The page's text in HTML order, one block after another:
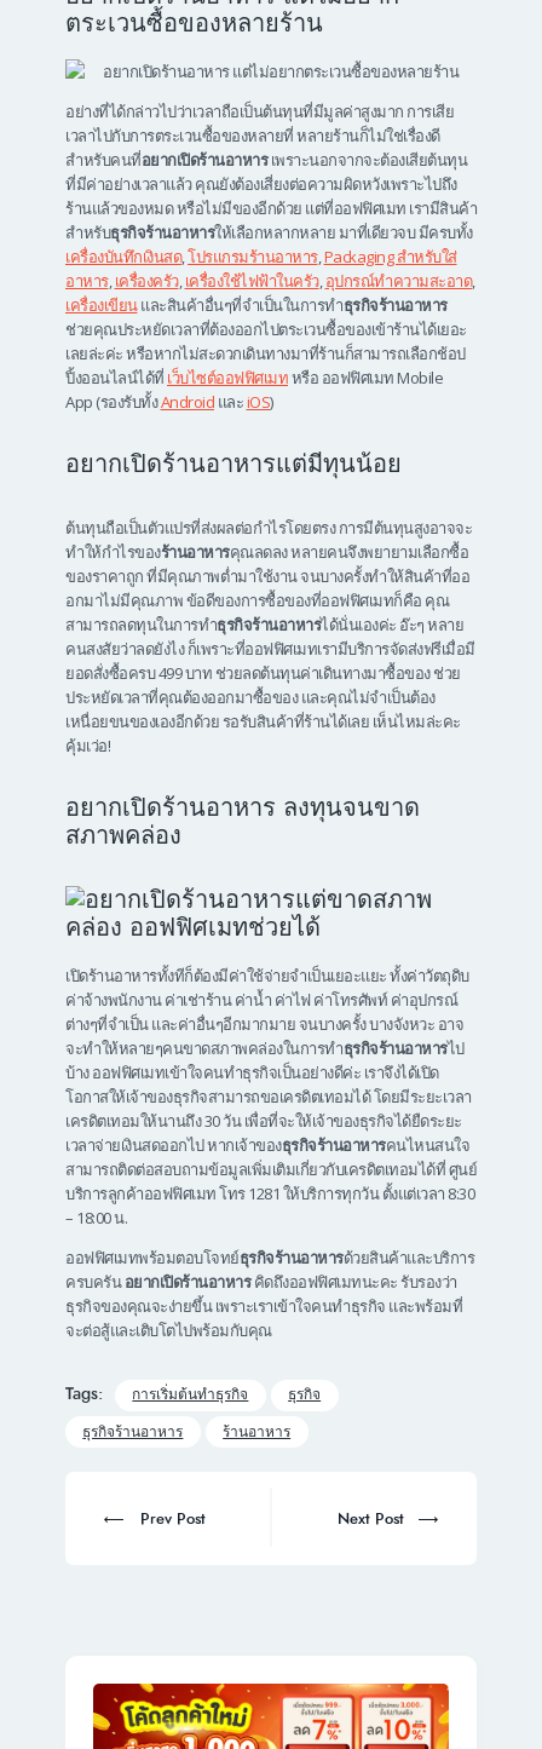
ตระเวนซื้อของหลายร้าน
อย่างที่ได้กล่าวไปว่าเวลาถือเป็นต้นทุนที่มีมูลค่าสูงมาก การเสีย
เวลาไปกับการตระเวนซื้อของหลายที่ หลายร้านก็ไม่ใช่เรื่องดี
สำหรับคนที่อยากเปิดร้านอาหารเพราะนอกจากจะต้องเสียต้นทุน
ที่มีค่าอย่างเวลาแล้ว คุณยังต้องเสี่ยงต่อความผิดหวังเพราะไปถึง
ร้านแล้วของหมด หรือไม่มีของอีกด้วย แต่ที่ออฟฟิศเมท เรามีสินค้า
สำหรับธุรกิจร้านอาหารให้เลือกหลากหลาย มาที่เดียวจบ มีครบทั้ง
เครื่องบันทึกเงินสด,โปรแกรมร้านอาหาร,Packaging สำหรับใส่
อาหาร,เครื่องครัว,เครื่องใช้ไฟฟ้าในครัว,อุปกรณ์ทำความสะอาด,
เครื่องเขียนและสินค้าอื่นๆที่จำเป็นในการทำธุรกิจร้านอาหาร
ช่วยคุณประหยัดเวลาที่ต้องออกไปตระเวนซื้อของเข้าร้านได้เยอะ
เลยล่ะค่ะ หรือหากไม่สะดวกเดินทางมาที่ร้านก็สามารถเลือกช้อป
ปิ้งออนไลน์ได้ที่ เว็บไซต์ออฟฟิศเมทหรือ ออฟฟิศเมท Mobile
App (รองรับทั้งAndroid และiOS)
อยากเปิดร้านอาหารแต่มีทุนน้อย
ต้นทุนถือเป็นตัวแปรที่ส่งผลต่อกำไรโดยตรง การมีต้นทุนสูงอาจจะ
ทำให้กำไรของร้านอาหารคุณลดลง หลายคนจึงพยายามเลือกซื้อ
ของราคาถูก ที่มีคุณภาพต่ำมาใช้งาน จนบางครั้งทำให้สินค้าที่ออ
อกมาไม่มีคุณภาพ ข้อดีของการซื้อของที่ออฟฟิศเมทก็คือ คุณ
สามารถลดทุนในการทำธุรกิจร้านอาหารได้นั่นเองค่ะ อ๊ะๆ หลาย
คนสงสัยว่าลดยังไง ก็เพราะที่ออฟฟิศเมทเรามีบริการจัดส่งฟรีเมื่อมี
ยอดสั่งซื้อครบ 499 บาท ช่วยลดต้นทุนค่าเดินทางมาซื้อของ ช่วย
ประหยัดเวลาที่คุณต้องออกมาซื้อของ และคุณไม่จำเป็นต้อง
เหนื่อยขนของเองอีกด้วย รอรับสินค้าที่ร้านได้เลย เห็นไหมล่ะคะ
คุ้มเว่อ!
อยากเปิดร้านอาหาร ลงทุนจนขาด
สภาพคล่อง
เปิดร้านอาหารทั้งทีก็ต้องมีค่าใช้จ่ายจำเป็นเยอะแยะ ทั้งค่าวัตถุดิบ
ค่าจ้างพนักงาน ค่าเช่าร้าน ค่าน้ำ ค่าไฟ ค่าโทรศัพท์ ค่าอุปกรณ์
ต่างๆที่จำเป็น และค่าอื่นๆอีกมากมาย จนบางครั้ง บางจังหวะ อาจ
จะทำให้หลายๆคนขาดสภาพคล่องในการทำธุรกิจร้านอาหารไป
บ้าง ออฟฟิศเมทเข้าใจคนทำธุรกิจเป็นอย่างดีค่ะ เราจึงได้เปิด
โอกาสให้เจ้าของธุรกิจสามารถขอเครดิตเทอมได้ โดยมีระยะเวลา
เครดิตเทอมให้นานถึง 30 วัน เพื่อที่จะให้เจ้าของธุรกิจได้ยืดระยะ
เวลาจ่ายเงินสดออกไป หากเจ้าของธุรกิจร้านอาหารคนไหนสนใจ
สามารถติดต่อสอบถามข้อมูลเพิ่มเติมเกี่ยวกับเครดิตเทอมได้ที่ ศูนย์
บริการลูกค้าออฟฟิศเมท โทร 1281 ให้บริการทุกวัน ตั้งแต่เวลา 8:30
– 18:00 น.
ออฟฟิศเมทพร้อมตอบโจทย์ธุรกิจร้านอาหารด้วยสินค้าและบริการ
ครบครันอยากเปิดร้านอาหารคิดถึงออฟฟิศเมทนะคะ รับรองว่า
ธุรกิจของคุณจะง่ายขึ้น เพราะเราเข้าใจคนทำธุรกิจ และพร้อมที่
จะต่อสู้และเติบโตไปพร้อมกับคุณ
Tags: การเริ่มต้นทําธุรกิจ
ธุรกิจ
ธุรกิจร้านอาหาร
ร้านอาหาร
navigation
Prev
Prev Post
Next
Next Post